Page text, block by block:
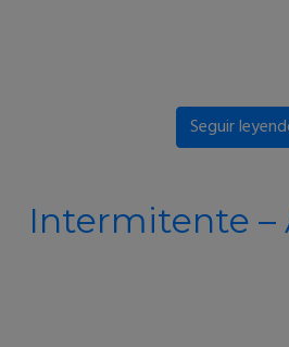
Seguir
Intermitente –